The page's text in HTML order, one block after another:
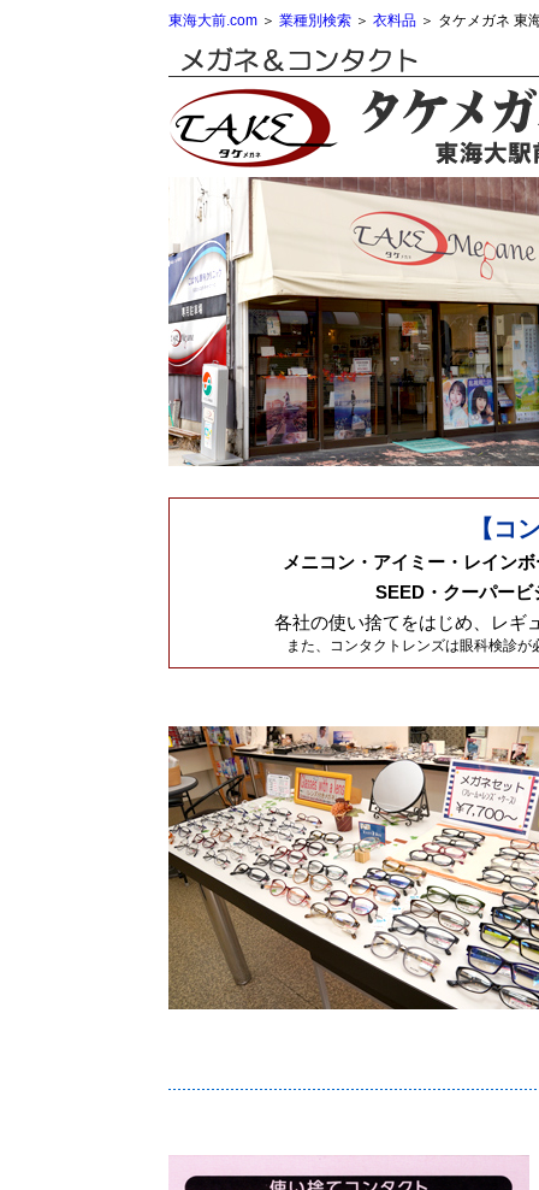
東海大前.com ＞ 業種別検索 ＞ 衣料品 ＞ タケメガネ 東
【コ
メニコン・アイミー・レイン
SEED・クーパー
各社の使い捨てをはじめ、レギ
また、コンタクトレンズは眼科検診が